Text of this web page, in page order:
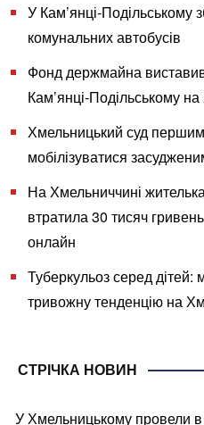
У Кам’янці-Подільському
комунальних автобусів
Фонд держмайна
Кам’янці-Подільському
Хмельницький суд першим
мобілізуватися
На Хмельниччині
втратила 30 тисяч
онлайн
Туберкульоз серед дітей:
тривожну тенденцію на
СТРІЧКА НОВИН
У Хмельницькому провели в